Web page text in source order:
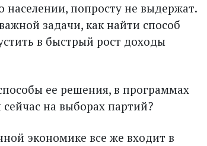
населении, попросту не выдержат.
задачи, как найти способ
в быстрый рост доходы
ее решения, в программах
на выборах партий?
экономике все же входит в